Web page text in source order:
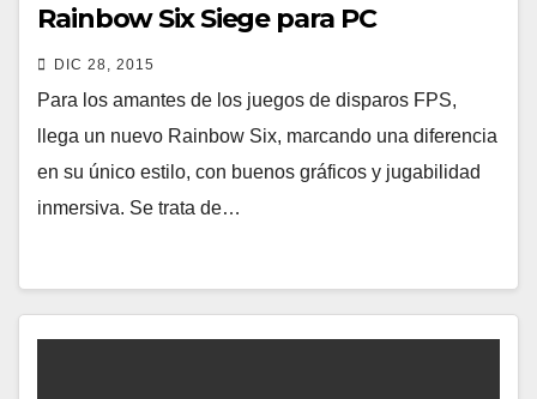
Rainbow Six Siege para PC
DIC 28, 2015
Para los amantes de los juegos de disparos FPS,
llega un nuevo Rainbow Six, marcando una diferencia
en su único estilo, con buenos gráficos y jugabilidad
inmersiva. Se trata de…